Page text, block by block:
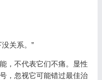
关系。”
，不代表它们不痛。显性
，忽视它可能错过最佳治